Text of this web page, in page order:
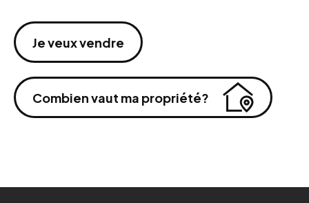
Je veux vendre
Combien vaut ma propriété?